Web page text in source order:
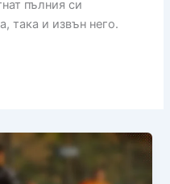
пълния си
така и извън него.